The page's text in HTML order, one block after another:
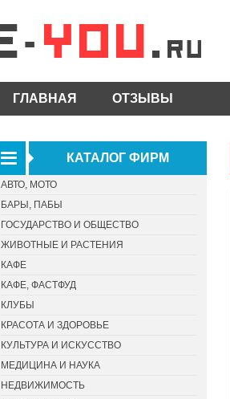
ГЛАВНАЯ ОТЗЫВЫ
КАТАЛОГ ФИРМ
АВТО, МОТО
БАРЫ, ПАБЫ
ГОСУДАРСТВО И ОБЩЕСТВО
ЖИВОТНЫЕ И РАСТЕНИЯ
КАФЕ
КАФЕ, ФАСТФУД
КЛУБЫ
КРАСОТА И ЗДОРОВЬЕ
КУЛЬТУРА И ИСКУССТВО
МЕДИЦИНА И НАУКА
НЕДВИЖИМОСТЬ